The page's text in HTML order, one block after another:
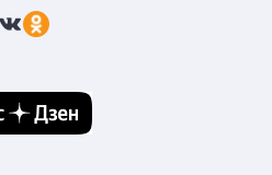
ВКонтакте
Ссылка